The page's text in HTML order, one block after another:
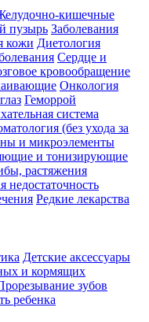
кишечные
пузырь Заболевания
кожи Диетология
Сердце и
кровообращение
Онкология
Геморрой
система
(без ухода за
и микроэлементы
и тонизирующие
растяжения
недостаточность
Редкие лекарства
Детские аксессуары
и кормящих
зубов
ребенка